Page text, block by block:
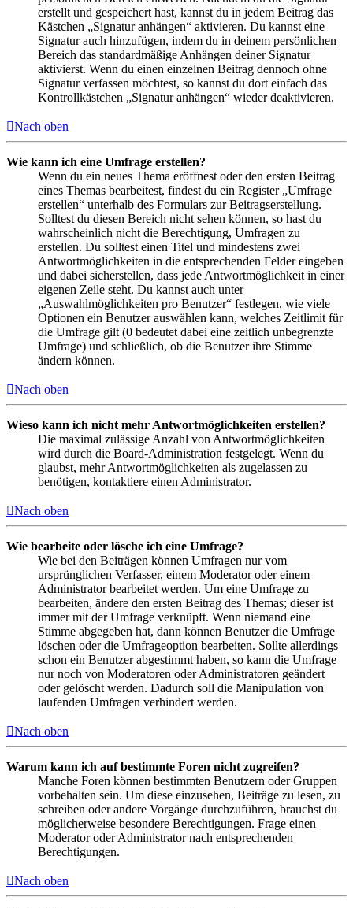
erstellt und gespeichert hast, kannst du in jedem Beitrag das
Kästchen „Signatur anhängen“ aktivieren. Du kannst eine
Signatur auch hinzufügen, indem du in deinem persönlichen
Bereich das standardmäßige Anhängen deiner Signatur
aktivierst. Wenn du einen einzelnen Beitrag dennoch ohne
Signatur verfassen möchtest, so kannst du dort einfach das
Kontrollkästchen „Signatur anhängen“ wieder deaktivieren.
Nach oben
Wie kann ich eine Umfrage erstellen?
Wenn du ein neues Thema eröffnest oder den ersten Beitrag
eines Themas bearbeitest, findest du ein Register „Umfrage
erstellen“ unterhalb des Formulars zur Beitragserstellung.
Solltest du diesen Bereich nicht sehen können, so hast du
wahrscheinlich nicht die Berechtigung, Umfragen zu
erstellen. Du solltest einen Titel und mindestens zwei
Antwortmöglichkeiten in die entsprechenden Felder eingeben
und dabei sicherstellen, dass jede Antwortmöglichkeit in einer
eigenen Zeile steht. Du kannst auch unter
„Auswahlmöglichkeiten pro Benutzer“ festlegen, wie viele
Optionen ein Benutzer auswählen kann, welches Zeitlimit für
die Umfrage gilt (0 bedeutet dabei eine zeitlich unbegrenzte
Umfrage) und schließlich, ob die Benutzer ihre Stimme
ändern können.
Nach oben
Wieso kann ich nicht mehr Antwortmöglichkeiten erstellen?
Die maximal zulässige Anzahl von Antwortmöglichkeiten
wird durch die Board-Administration festgelegt. Wenn du
glaubst, mehr Antwortmöglichkeiten als zugelassen zu
benötigen, kontaktiere einen Administrator.
Nach oben
Wie bearbeite oder lösche ich eine Umfrage?
Wie bei den Beiträgen können Umfragen nur vom
ursprünglichen Verfasser, einem Moderator oder einem
Administrator bearbeitet werden. Um eine Umfrage zu
bearbeiten, ändere den ersten Beitrag des Themas; dieser ist
immer mit der Umfrage verknüpft. Wenn niemand eine
Stimme abgegeben hat, dann können Benutzer die Umfrage
löschen oder die Umfrageoption bearbeiten. Sollte allerdings
schon ein Benutzer abgestimmt haben, so kann die Umfrage
nur noch von Moderatoren oder Administratoren geändert
oder gelöscht werden. Dadurch soll die Manipulation von
laufenden Umfragen verhindert werden.
Nach oben
Warum kann ich auf bestimmte Foren nicht zugreifen?
Manche Foren können bestimmten Benutzern oder Gruppen
vorbehalten sein. Um diese einzusehen, Beiträge zu lesen, zu
schreiben oder andere Vorgänge durchzuführen, brauchst du
möglicherweise besondere Berechtigungen. Frage einen
Moderator oder Administrator nach entsprechenden
Berechtigungen.
Nach oben